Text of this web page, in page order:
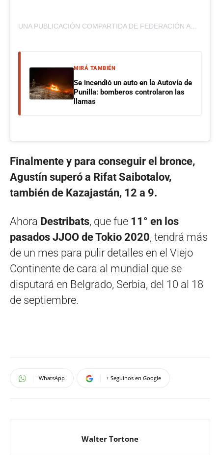
UNA PUBLICACIÓN COMPARTIDA DE FEDERACIÓN ARGENTINA DE LUCHA (@FALA_OFICIAL)
MIRÁ TAMBIÉN
Se incendió un auto en la Autovía de
Punilla: bomberos controlaron las
llamas
Finalmente y para conseguir el bronce,
Agustín superó a Rifat Saibotalov,
también de Kazajastán, 12 a 9.
Ahora Destribats, que fue 11° en los
pasados JJOO de Tokio 2020, tendrá más
de un mes para pulir detalles en el Viejo
Continente de cara al mundial que se
disputará en Belgrado, Serbia, del 10 al 18
de septiembre.
WhatsApp + Seguinos en Google
Walter Tortone